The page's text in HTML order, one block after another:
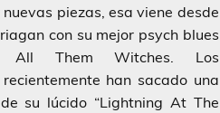
piezas, esa viene desde
con su mejor psych blues
Them Witches. Los
han sacado una
su lúcido “Lightning At The